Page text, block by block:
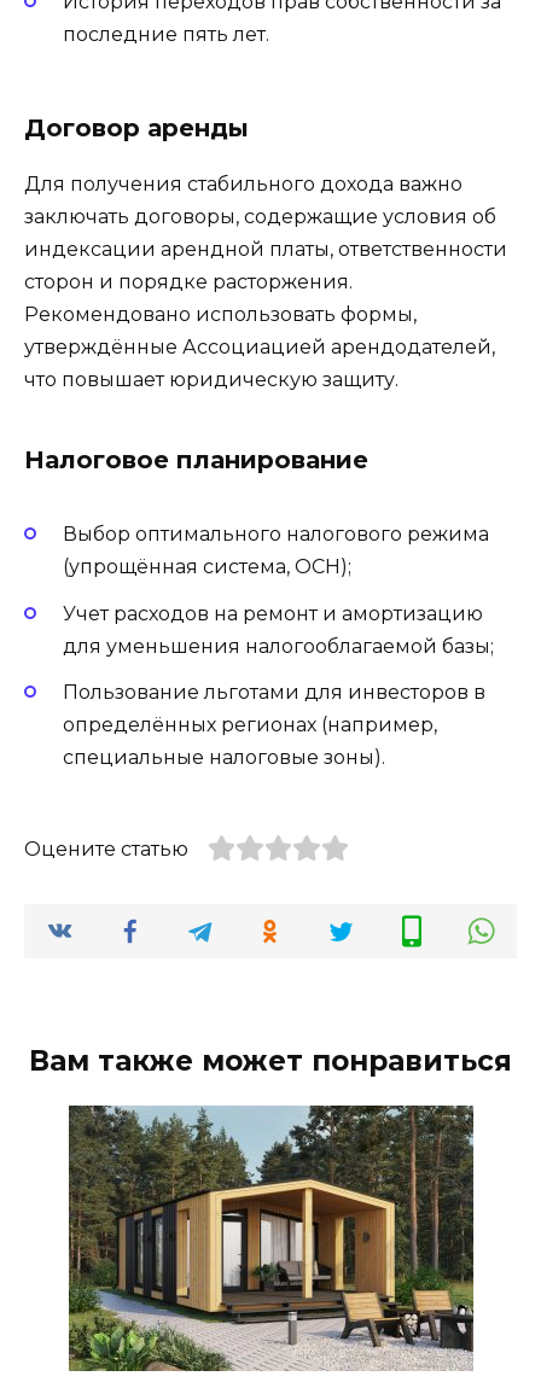
последние пять лет.
Договор аренды
Для получения стабильного дохода важно
заключать договоры, содержащие условия об
индексации арендной платы, ответственности
сторон и порядке расторжения.
Рекомендовано использовать формы,
утверждённые Ассоциацией арендодателей,
что повышает юридическую защиту.
Налоговое планирование
Выбор оптимального налогового режима
(упрощённая система, ОСН);
Учет расходов на ремонт и амортизацию
для уменьшения налогооблагаемой базы;
Пользование льготами для инвесторов в
определённых регионах (например,
специальные налоговые зоны).
Оцените статью
Вам также может понравиться